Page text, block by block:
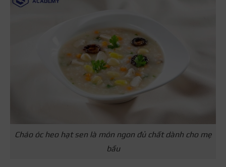
Cháo óc heo hạt sen là món ngon đủ chất dành cho mẹ
bầu